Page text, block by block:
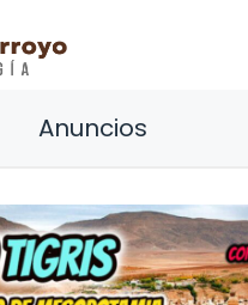
Anuncios